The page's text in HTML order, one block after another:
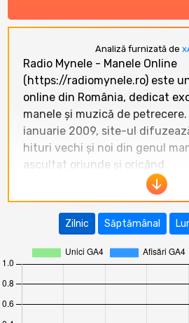
Analiză furnizată de
Radio Mynele - Manele Online
(https://radiomynele.ro) este
online din România, dedicat
manele și muzică de
ianuarie 2009, site-ul
hituri vechi și noi din genul
ascultat oriunde și oricând.
În ultimele 12 luni, traficul site-
- Manele Onlinea înregistrat o
de scădere. Cel mai bun
afișări. Ulterior, valorile au
Zilnic Săptămânal